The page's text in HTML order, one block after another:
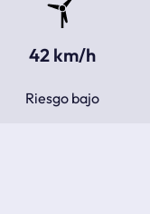
42 km/h
Riesgo bajo